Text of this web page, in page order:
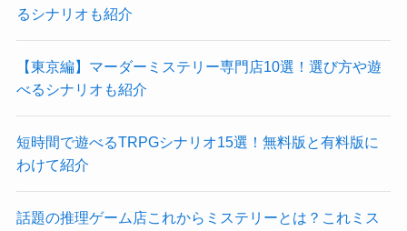
るシナリオも紹介
【東京編】マーダーミステリー専門店10選！選び方や遊
べるシナリオも紹介
短時間で遊べるTRPGシナリオ15選！無料版と有料版に
わけて紹介
話題の推理ゲーム店これからミステリーとは？これミス